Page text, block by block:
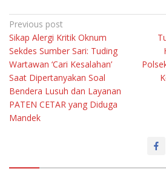
Navigasi
pos
Previous post
Sikap Alergi Kritik Oknum
Sekdes Sumber Sari: Tuding
Wartawan ‘Cari Kesalahan’
Saat Dipertanyakan Soal
Bendera Lusuh dan Layanan
PATEN CETAR yang Diduga
Mandek